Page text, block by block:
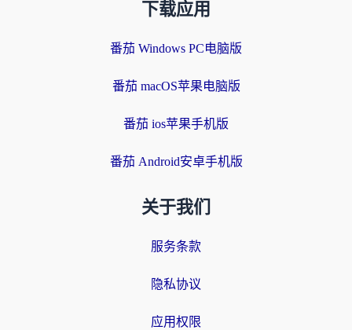
下载应用
番茄 Windows PC电脑版
番茄 macOS苹果电脑版
番茄 ios苹果手机版
番茄 Android安卓手机版
关于我们
服务条款
隐私协议
应用权限